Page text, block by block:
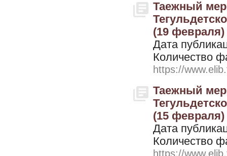
Таежный
(19 февраля)
Дата
Количество
https://
Таежный
(15 февраля)
Дата
Количество
https://